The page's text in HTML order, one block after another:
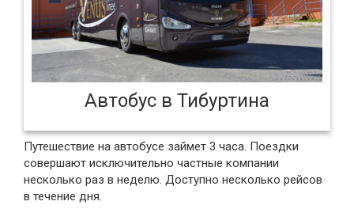
Автобус в Тибуртина
Путешествие на автобусе займет 3 часа. Поездки
совершают исключительно частные компании
несколько раз в неделю. Доступно несколько рейсов
в течение дня.